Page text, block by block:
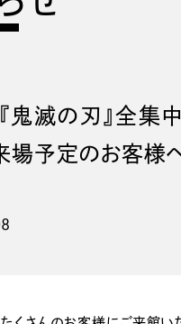
『鬼滅の刃』全集
場予定のお客様